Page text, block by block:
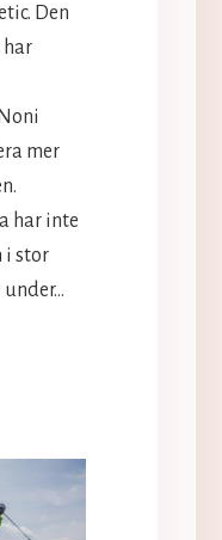
Den
mer
har inte
i stor